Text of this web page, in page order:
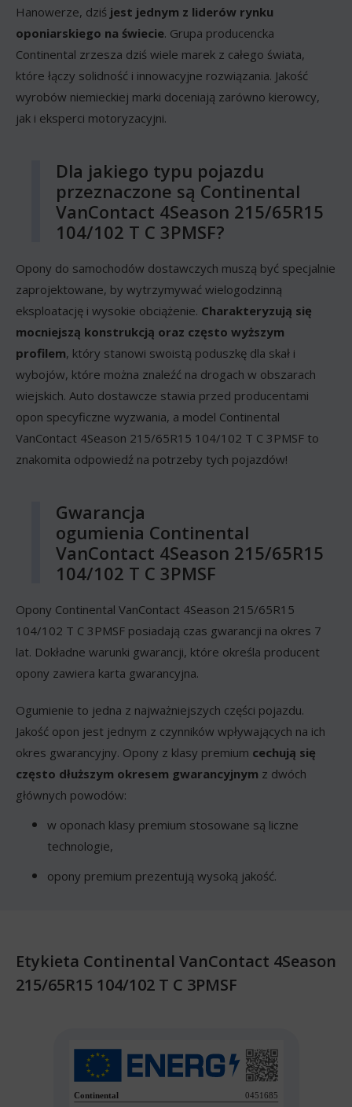
Hanowerze, dziś jest jednym z liderów rynku
oponiarskiego na świecie. Grupa producencka
Continental zrzesza dziś wiele marek z całego świata,
które łączy solidność i innowacyjne rozwiązania. Jakość
wyrobów niemieckiej marki doceniają zarówno kierowcy,
jak i eksperci motoryzacyjni.
Dla jakiego typu pojazdu
przeznaczone są Continental
VanContact 4Season 215/65R15
104/102 T C 3PMSF?
Opony do samochodów dostawczych muszą być specjalnie
zaprojektowane, by wytrzymywać wielogodzinną
eksploatację i wysokie obciążenie. Charakteryzują się
mocniejszą konstrukcją oraz często wyższym
profilem, który stanowi swoistą poduszkę dla skał i
wybojów, które można znaleźć na drogach w obszarach
wiejskich. Auto dostawcze stawia przed producentami
opon specyficzne wyzwania, a model Continental
VanContact 4Season 215/65R15 104/102 T C 3PMSF to
znakomita odpowiedź na potrzeby tych pojazdów!
Gwarancja
ogumienia Continental
VanContact 4Season 215/65R15
104/102 T C 3PMSF
Opony Continental VanContact 4Season 215/65R15
104/102 T C 3PMSF posiadają czas gwarancji na okres 7
lat. Dokładne warunki gwarancji, które określa producent
opony zawiera karta gwarancyjna.
Ogumienie to jedna z najważniejszych części pojazdu.
Jakość opon jest jednym z czynników wpływających na ich
okres gwarancyjny. Opony z klasy premium cechują się
często dłuższym okresem gwarancyjnym z dwóch
głównych powodów:
w oponach klasy premium stosowane są liczne
technologie,
opony premium prezentują wysoką jakość.
Etykieta Continental VanContact 4Season
215/65R15 104/102 T C 3PMSF